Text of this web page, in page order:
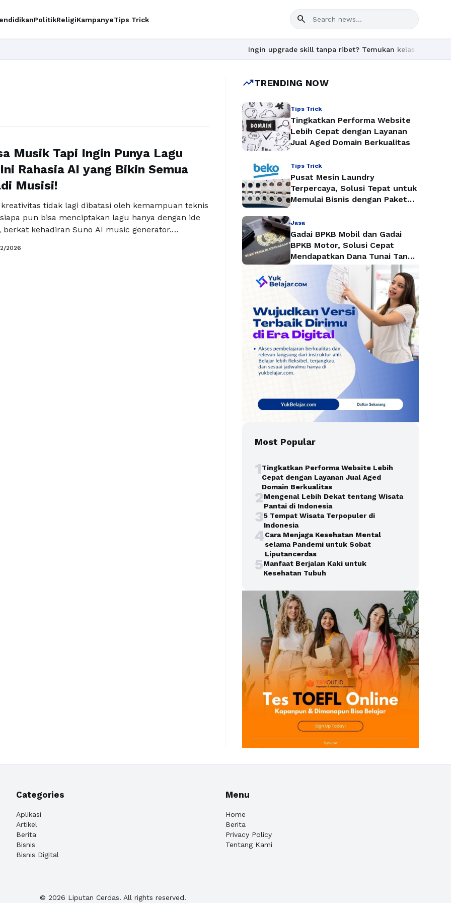
PolitikReligiKampanyeTips Trick search
Ingin upgrade skill tanpa ribet? Temukan kelas seru dan
Musik Tapi Ingin Punya Lagu
Rahasia AI yang Bikin Semua
Musisi!
tidak lagi dibatasi oleh kemampuan teknis
pun bisa menciptakan lagu hanya dengan ide
berkat kehadiran Suno AI music generator.
menyoroti bagaimana teknologi ini membuka
bagi pemula, kreator konten, hingga pelaku industri
2026
trending_upTRENDING NOW
Tips Trick
Tingkatkan Performa Website
Lebih Cepat dengan Layanan
Jual Aged Domain Berkualitas
Tips Trick
Pusat Mesin Laundry
Terpercaya, Solusi Tepat untuk
Memulai Bisnis dengan Paket
Jasa
Gadai BPKB Mobil dan Gadai
BPKB Motor, Solusi Cepat
Mendapatkan Dana Tunai Tanpa
Kehilangan Kendaraan
Most Popular
1Tingkatkan Performa Website Lebih
Cepat dengan Layanan Jual Aged
Domain Berkualitas
2Mengenal Lebih Dekat tentang Wisata
Pantai di Indonesia
35 Tempat Wisata Terpopuler di
Indonesia
4Cara Menjaga Kesehatan Mental
selama Pandemi untuk Sobat
Liputancerdas
5Manfaat Berjalan Kaki untuk
Kesehatan Tubuh
Categories
Aplikasi
Artikel
Berita
Bisnis
Bisnis Digital
Menu
Home
Berita
Privacy Policy
Tentang Kami
© 2026 Liputan Cerdas. All rights reserved.